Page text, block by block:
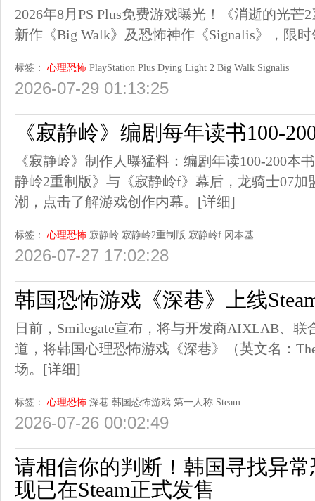
2026年8月PS Plus免费游戏曝光！《消逝的光芒
新作《Big Walk》及恐怖神作《Signalis》，限
标签： 心理恐怖 PlayStation Plus Dying Light 2 Big Walk Signalis
2026-07-29 01:13:25
《寂静岭》编剧每年读书100-
《寂静岭》制作人曝猛料：编剧年读100-200本
静岭2重制版》与《寂静岭f》幕后，龙骑士07
潮，点击了解游戏创作内幕。 [详细]
标签： 心理恐怖 寂静岭 寂静岭2重制版 寂静岭f 冈本基
2026-07-27 17:02:28
韩国恐怖游戏《深巷》上线
日前，Smilegate宣布，将与开发商AIXLAB、联
道，将韩国心理恐怖游戏《深巷》（英文名：
场。 [详细]
标签： 心理恐怖 深巷 韩国恐怖游戏 第一人称 Steam
2026-07-26 00:02:49
请相信你的判断！韩国寻找异
现已在Steam正式发售